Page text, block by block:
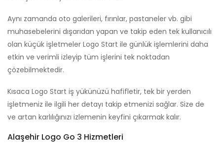
Aynı zamanda oto galerileri, fırınlar, pastaneler vb. gibi
muhasebelerini dışarıdan yapan ve takip eden tek kullanıcılı
olan küçük işletmeler Logo Start ile günlük işlemlerini daha
etkin ve verimli izleyip tüm işlerini tek noktadan
çözebilmektedir.
Kısaca Logo Start iş yükünüzü hafifletir, tek bir yerden
işletmeniz ile ilgili her detayı takip etmenizi sağlar. Size de
ve artan karlılığınızı izlemenin keyfini çıkarmak kalır.
Alaşehir Logo Go 3 Hizmetleri